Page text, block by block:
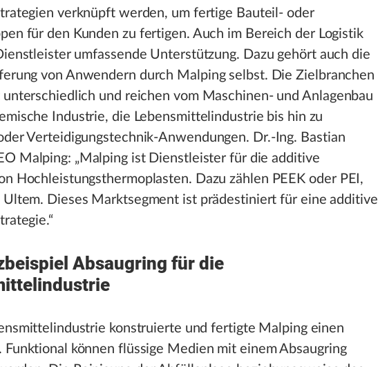
verknüpft werden, um fertige Bauteil- oder
für den Kunden zu fertigen. Auch im Bereich der Logistik
umfassende Unterstützung. Dazu gehört auch die
von Anwendern durch Malping selbst. Die Zielbranchen
unterschiedlich und reichen vom Maschinen- und Anlagenbau
Industrie, die Lebensmittelindustrie bis hin zu
Verteidigungstechnik-Anwendungen. Dr.-Ing. Bastian
Malping: „Malping ist Dienstleister für die additive
Hochleistungsthermoplasten. Dazu zählen PEEK oder PEI,
Ultem. Dieses Marktsegment ist prädestiniert für eine additive
Absaugring für die
konstruierte und fertigte Malping einen
Funktional können flüssige Medien mit einem Absaugring